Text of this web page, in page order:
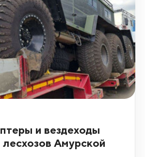
и вездеходы
лесхозов Амурской